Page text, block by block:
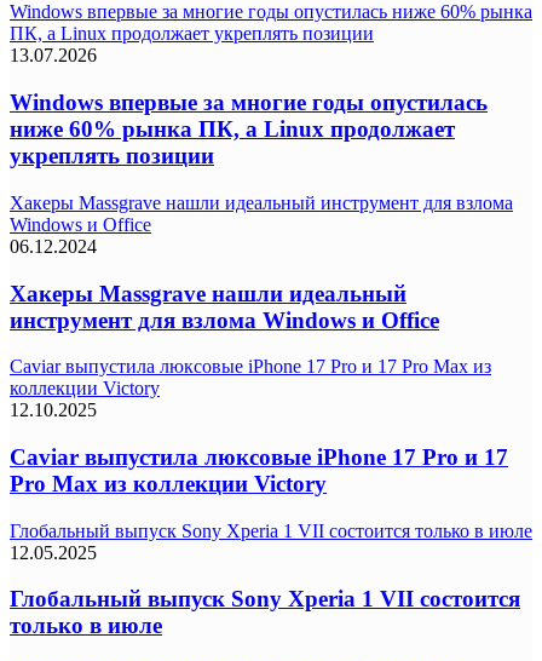
Windows впервые за многие годы опустилась ниже 60% рынка
ПК, а Linux продолжает укреплять позиции
13.07.2026
Windows впервые за многие годы опустилась
ниже 60% рынка ПК, а Linux продолжает
укреплять позиции
Хакеры Massgrave нашли идеальный инструмент для взлома
Windows и Office
06.12.2024
Хакеры Massgrave нашли идеальный
инструмент для взлома Windows и Office
Caviar выпустила люксовые iPhone 17 Pro и 17 Pro Max из
коллекции Victory
12.10.2025
Caviar выпустила люксовые iPhone 17 Pro и 17
Pro Max из коллекции Victory
Глобальный выпуск Sony Xperia 1 VII состоится только в июле
12.05.2025
Глобальный выпуск Sony Xperia 1 VII состоится
только в июле